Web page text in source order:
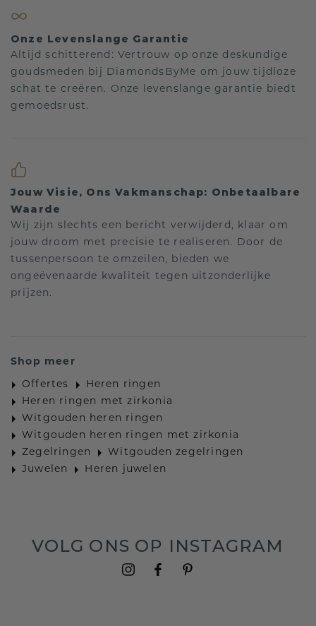
Onze Levenslange Garantie
Altijd schitterend: Vertrouw op onze deskundige
goudsmeden bij DiamondsByMe om jouw tijdloze
schat te creëren. Onze levenslange garantie biedt
gemoedsrust.
Jouw Visie, Ons Vakmanschap: Onbetaalbare
Waarde
Wij zijn slechts een bericht verwijderd, klaar om
jouw droom met precisie te realiseren. Door de
tussenpersoon te omzeilen, bieden we
ongeëvenaarde kwaliteit tegen uitzonderlijke
prijzen.
Shop meer
Offertes
Heren ringen
Heren ringen met zirkonia
Witgouden heren ringen
Witgouden heren ringen met zirkonia
Zegelringen
Witgouden zegelringen
Juwelen
Heren juwelen
VOLG ONS OP INSTAGRAM